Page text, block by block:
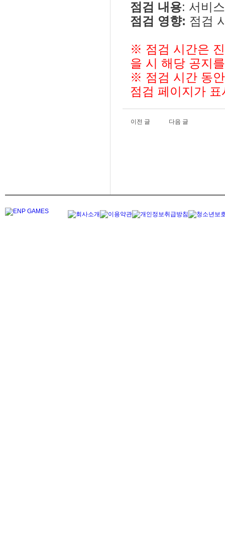
점검 내용: 서비
점검 영향: 점검
※ 점검 시간은
을 시 해당 공지
※ 점검 시간 동
점검 페이지가
이전 글 다음 글